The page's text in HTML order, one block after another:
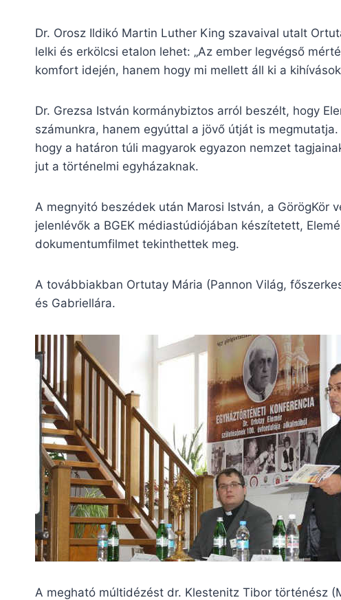
Dr. Orosz Ildikó Martin Luther King szavaival utalt
lelki és erkölcsi etalon lehet: „Az ember legvégső
komfort idején, hanem hogy mi mellett áll ki a
Dr. Grezsa István kormánybiztos arról beszélt, hogy
számunkra, hanem egyúttal a jövő útját is
hogy a határon túli magyarok egyazon nemzet
jut a történelmi egyházaknak.
A megnyitó beszédek után Marosi István, a
jelenlévők a BGEK médiastúdiójában készítetett,
dokumentumfilmet tekinthettek meg.
A továbbiakban Ortutay Mária (Pannon Világ,
és Gabriellára.
A megható múltidézést dr. Klestenitz Tibor történész